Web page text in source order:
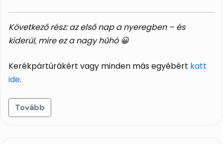
Következő rész: az első nap a nyeregben – és
kiderül, mire ez a nagy hűhó 😀
Kerékpártúrákért vagy minden más egyébért katt
ide.
Tovább